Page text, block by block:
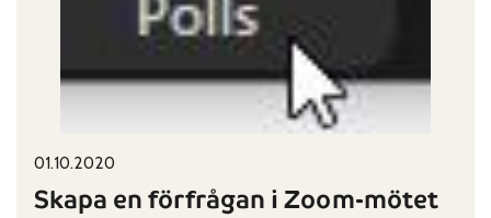
Published on:
01.10.2020
Skapa en förfrågan i Zoom-mötet
Categories: